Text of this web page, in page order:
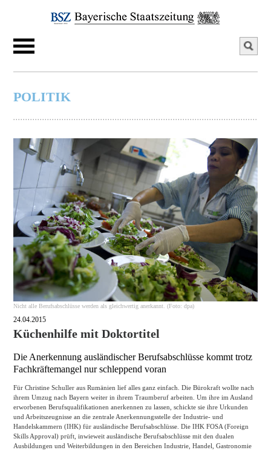
POLITIK
Nicht alle Berufsabschlüsse werden als gleichwertig anerkannt. (Foto: dpa)
24.04.2015
Küchenhilfe mit Doktortitel
Die Anerkennung ausländischer Berufsabschlüsse kommt trotz
Fachkräftemangel nur schleppend voran
Für Christine Schuller aus Rumänien lief alles ganz einfach. Die Bürokraft wollte nach
ihrem Umzug nach Bayern weiter in ihrem Traumberuf arbeiten. Um ihre im Ausland
erworbenen Berufsqualifikationen anerkennen zu lassen, schickte sie ihre Urkunden
und Arbeitszeugnisse an die zentrale Anerkennungsstelle der Industrie- und
Handelskammern (IHK) für ausländische Berufsabschlüsse. Die IHK FOSA (Foreign
Skills Approval) prüft, inwieweit ausländische Berufsabschlüsse mit den dualen
Ausbildungen und Weiterbildungen in den Bereichen Industrie, Handel, Gastronomie